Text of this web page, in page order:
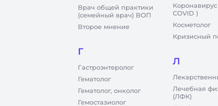
Врач общей практики
(семейный врач) ВОП
Второе мнение
Г
Гастроэнтеролог
Гематолог
Гематолог, онколог
Гемостазиолог
COVID )
Косметолог
Кризисный
Л
Лечебная
(ЛФК)